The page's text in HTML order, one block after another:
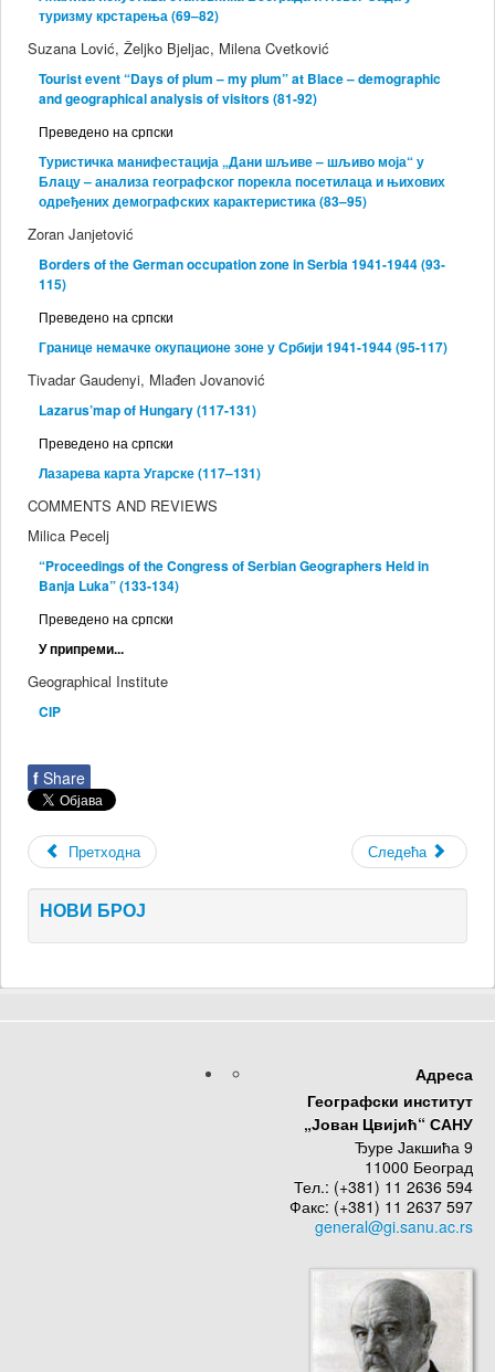
туризму крстарења (69–82)
Suzana Lović, Željko Bjeljac, Milena Cvetković
Tourist event “Days of plum – my plum” at Blace – demographic
and geographical analysis of visitors (81-92)
Преведено на српски
Туристичка манифестација „Дани шљиве – шљиво моја“ у
Блацу – анализа географског порекла посетилаца и њихових
одређених демографских карактеристика (83–95)
Zoran Janjetović
Borders of the German occupation zone in Serbia 1941-1944 (93-
115)
Преведено на српски
Границе немачке окупационе зоне у Србији 1941-1944 (95-117)
Tivadar Gaudenyi, Mlađen Jovanović
Lazarus’map of Hungary (117-131)
Преведено на српски
Лазарева карта Угарске (117–131)
COMMENTS AND REVIEWS
Milica Pecelj
“Proceedings of the Congress of Serbian Geographers Held in
Banja Luka” (133-134)
Преведено на српски
У припреми...
Geographical Institute
CIP
f Share
Претходна Следећа
НОВИ БРОЈ
Адреса
Географски институт
„Јован Цвијић“ САНУ
Ђуре Јакшића 9
11000 Београд
Тел.: (+381) 11 2636 594
Факс: (+381) 11 2637 597